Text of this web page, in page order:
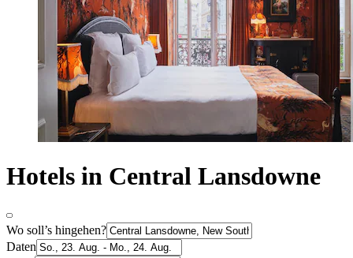
Hotels in Central Lansdowne
Wo soll’s hingehen?
Daten